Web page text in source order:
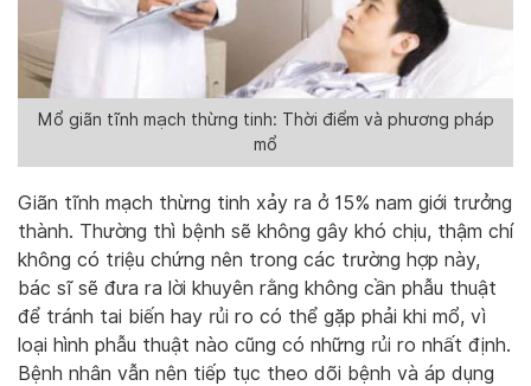
Mổ giãn tĩnh mạch thừng tinh: Thời điểm và phương pháp
mổ
Giãn tĩnh mạch thừng tinh xảy ra ở 15% nam giới trưởng
thành. Thường thì bệnh sẽ không gây khó chịu, thậm chí
không có triệu chứng nên trong các trường hợp này,
bác sĩ sẽ đưa ra lời khuyên rằng không cần phẫu thuật
để tránh tai biến hay rủi ro có thể gặp phải khi mổ, vì
loại hình phẫu thuật nào cũng có những rủi ro nhất định.
Bệnh nhân vẫn nên tiếp tục theo dõi bệnh và áp dụng